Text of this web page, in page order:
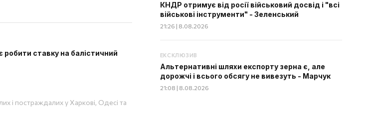
ставку на балістичний
і постраждалих у Харкові, Одесі та
КНДР отримує від росії військовий досвід і "всі
військові інструменти" - Зеленський
21:26 | 8.08.2026
ЕКСКЛЮЗИВ
Альтернативні шляхи експорту зерна є, але
дорожчі і всього обсягу не вивезуть - Марчук
21:08 | 8.08.2026